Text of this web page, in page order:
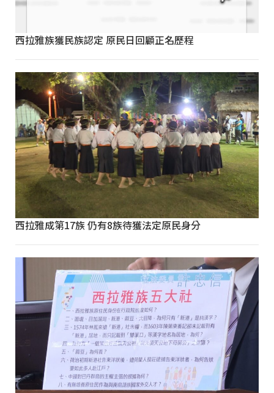
西拉雅族獲民族認定 原民日回顧正名歷程
西拉雅成第17族 仍有8族待獲法定原民身分